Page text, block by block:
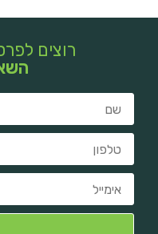
רוצים